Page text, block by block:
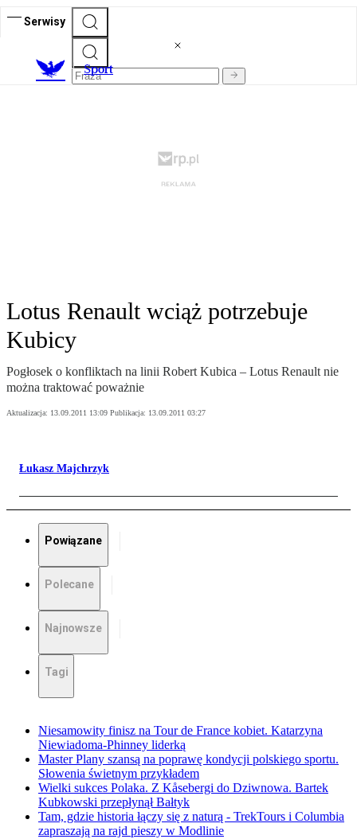
Serwisy
Sport
Lotus Renault wciąż potrzebuje
Kubicy
Pogłosek o konfliktach na linii Robert Kubica – Lotus Renault nie
można traktować poważnie
Aktualizacja: 13.09.2011 13:09 Publikacja: 13.09.2011 03:27
Łukasz Majchrzyk
Powiązane
Polecane
Najnowsze
Tagi
Niesamowity finisz na Tour de France kobiet. Katarzyna
Niewiadoma-Phinney liderką
Master Plany szansą na poprawę kondycji polskiego sportu.
Słowenia świetnym przykładem
Wielki sukces Polaka. Z Kåsebergi do Dziwnowa. Bartek
Kubkowski przepłynął Bałtyk
Tam, gdzie historia łączy się z naturą - TrekTours i Columbia
zapraszają na rajd pieszy w Modlinie